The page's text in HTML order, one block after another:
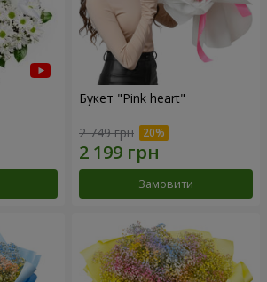
Букет "Pink heart"
2 749 грн
Замовити